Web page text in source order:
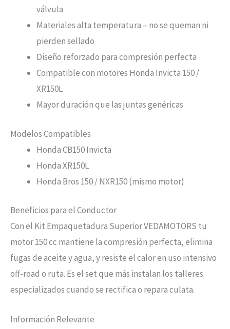
válvula
Materiales alta temperatura – no se queman ni
pierden sellado
Diseño reforzado para compresión perfecta
Compatible con motores Honda Invicta 150 /
XR150L
Mayor duración que las juntas genéricas
Modelos Compatibles
Honda CB150 Invicta
Honda XR150L
Honda Bros 150 / NXR150 (mismo motor)
Beneficios para el Conductor
Con el Kit Empaquetadura Superior VEDAMOTORS tu
motor 150 cc mantiene la compresión perfecta, elimina
fugas de aceite y agua, y resiste el calor en uso intensivo
off-road o ruta. Es el set que más instalan los talleres
especializados cuando se rectifica o repara culata.
Información Relevante